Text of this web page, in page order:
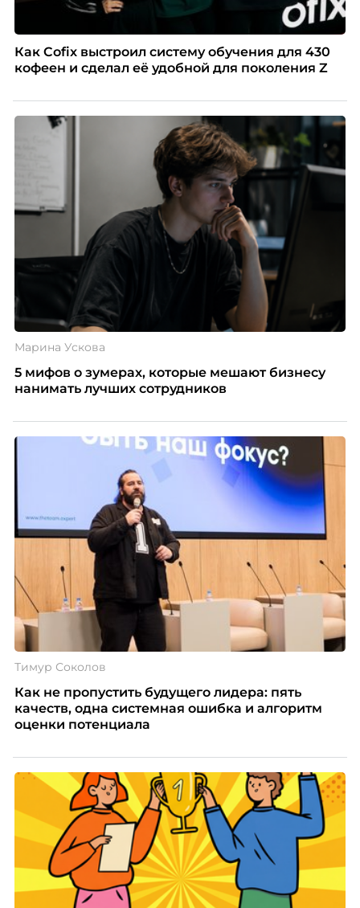
Как Cofix выстроил систему обучения для 430
кофеен и сделал её удобной для поколения Z
Марина Ускова
5 мифов о зумерах, которые мешают бизнесу
нанимать лучших сотрудников
Тимур Соколов
Как не пропустить будущего лидера: пять
качеств, одна системная ошибка и алгоритм
оценки потенциала